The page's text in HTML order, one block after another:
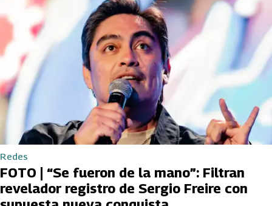
Redes
FOTO | “Se fueron de la mano”: Filtran
revelador registro de Sergio Freire con